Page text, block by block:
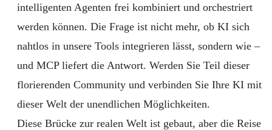
intelligenten Agenten frei kombiniert und orchestriert
werden können. Die Frage ist nicht mehr, ob KI sich
nahtlos in unsere Tools integrieren lässt, sondern wie –
und MCP liefert die Antwort. Werden Sie Teil dieser
florierenden Community und verbinden Sie Ihre KI mit
dieser Welt der unendlichen Möglichkeiten.
Diese Brücke zur realen Welt ist gebaut, aber die Reise